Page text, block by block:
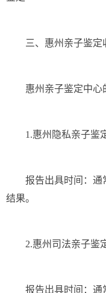
三、惠州亲子鉴定
惠州亲子鉴定中心
1.惠州隐私亲子鉴定
报告出具时间：通常
结果。
2.惠州司法亲子鉴定
报告出具时间：通